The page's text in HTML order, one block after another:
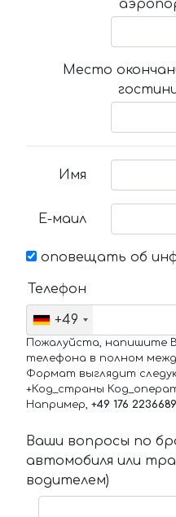
Место
Имя
Е-маил
оповещать об
Телефон
+49
Пожалуйста, напишите
телефона в полном
Формат выглядит
+Код_страны
Например, +49 176
Ваши вопросы по
автомобиля или
водителем)